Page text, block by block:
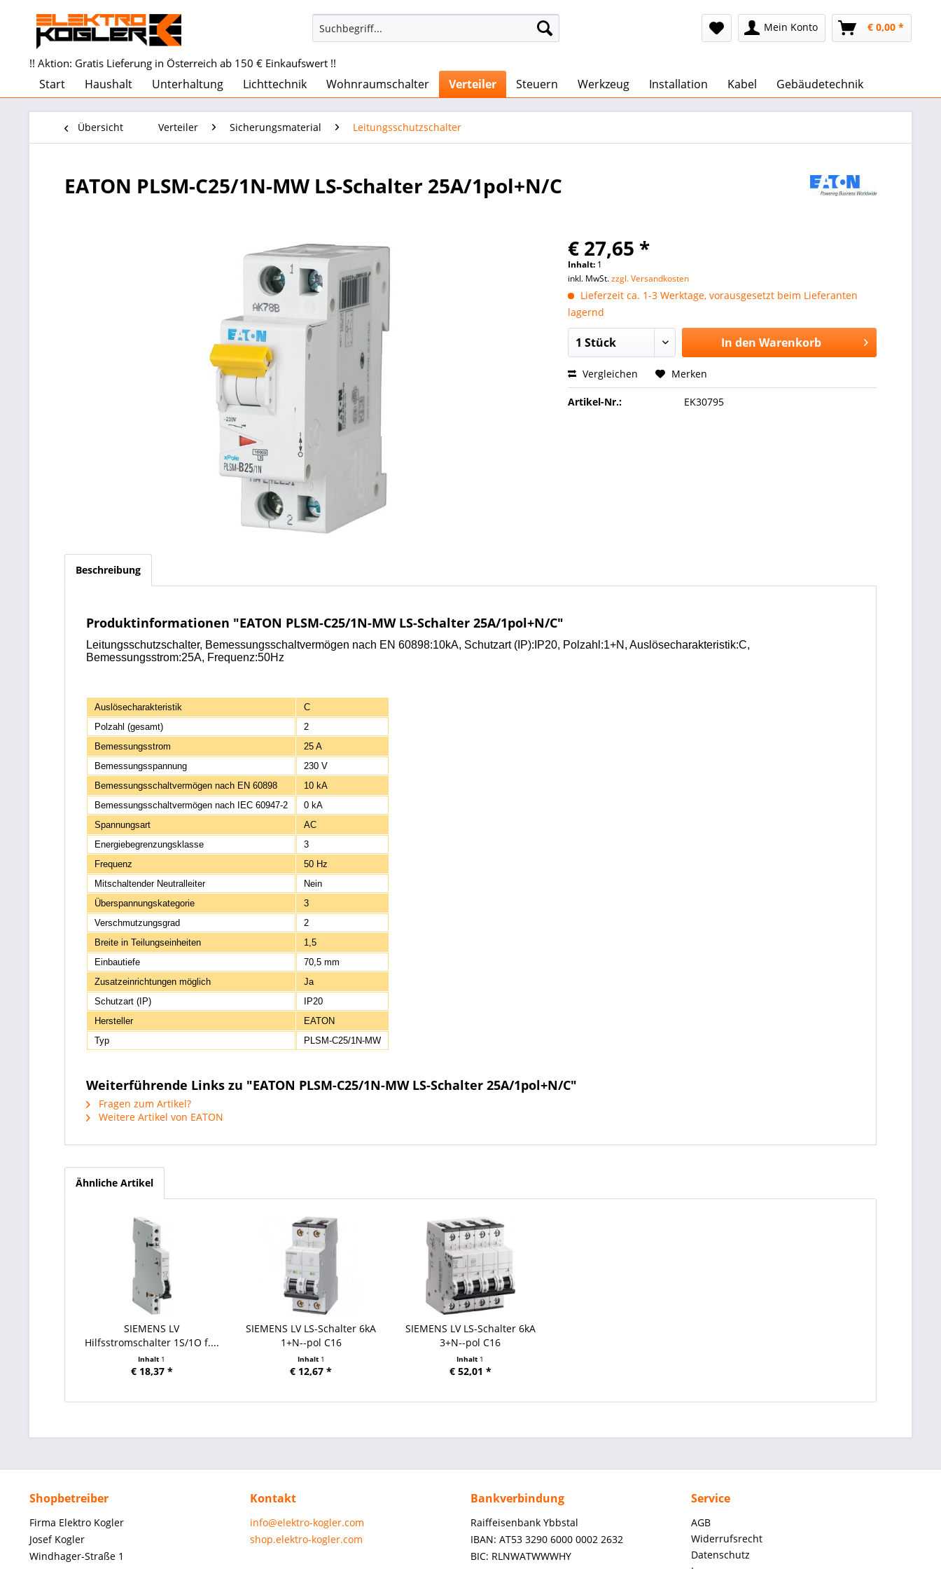
Mein Konto € 0,00 *
!! Aktion: Gratis Lieferung in Österreich ab 150 € Einkaufswert !!
Start Haushalt Unterhaltung Lichttechnik Wohnraumschalter Verteiler Steuern Werkzeug Installation Kabel Gebäudetechnik
Übersicht Verteiler Sicherungsmaterial Leitungsschutzschalter
EATON PLSM-C25/1N-MW LS-Schalter 25A/1pol+N/C
€ 27,65 *
Inhalt: 1
inkl. MwSt.zzgl. Versandkosten
Lieferzeit ca. 1-3 Werktage, vorausgesetzt beim Lieferanten
lagernd
In den Warenkorb
Vergleichen Merken
Artikel-Nr.: EK30795
Beschreibung
Produktinformationen "EATON PLSM-C25/1N-MW LS-Schalter 25A/1pol+N/C"
Leitungsschutzschalter, Bemessungsschaltvermögen nach EN 60898:10kA, Schutzart (IP):IP20, Polzahl:1+N, Auslösecharakteristik:C,
Bemessungsstrom:25A, Frequenz:50Hz
Auslösecharakteristik
C
Polzahl (gesamt)
2
Bemessungsstrom
25 A
Bemessungsspannung
230 V
Bemessungsschaltvermögen nach EN 60898
10 kA
Bemessungsschaltvermögen nach IEC 60947-2
0 kA
Spannungsart
AC
Energiebegrenzungsklasse
3
Frequenz
50 Hz
Mitschaltender Neutralleiter
Nein
Überspannungskategorie
3
Verschmutzungsgrad
2
Breite in Teilungseinheiten
1,5
Einbautiefe
70,5 mm
Zusatzeinrichtungen möglich
Ja
Schutzart (IP)
IP20
Hersteller
EATON
Typ
PLSM-C25/1N-MW
Weiterführende Links zu "EATON PLSM-C25/1N-MW LS-Schalter 25A/1pol+N/C"
Fragen zum Artikel?
Weitere Artikel von EATON
Ähnliche Artikel
SIEMENS LV
Hilfsstromschalter 1S/1O f....
Inhalt 1
€ 18,37 *
SIEMENS LV LS-Schalter 6kA
1+N--pol C16
Inhalt 1
€ 12,67 *
SIEMENS LV LS-Schalter 6kA
3+N--pol C16
Inhalt 1
€ 52,01 *
Shopbetreiber
Firma Elektro Kogler
Josef Kogler
Windhager-Straße 1
Kontakt
info@elektro-kogler.com
shop.elektro-kogler.com
Bankverbindung
Raiffeisenbank Ybbstal
IBAN: AT53 3290 6000 0002 2632
BIC: RLNWATWWWHY
Service
AGB
Widerrufsrecht
Datenschutz